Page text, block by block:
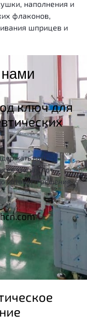
наполнения и
флаконов,
шприцев и
ключ для
ваш
этапах - от
готового решения.